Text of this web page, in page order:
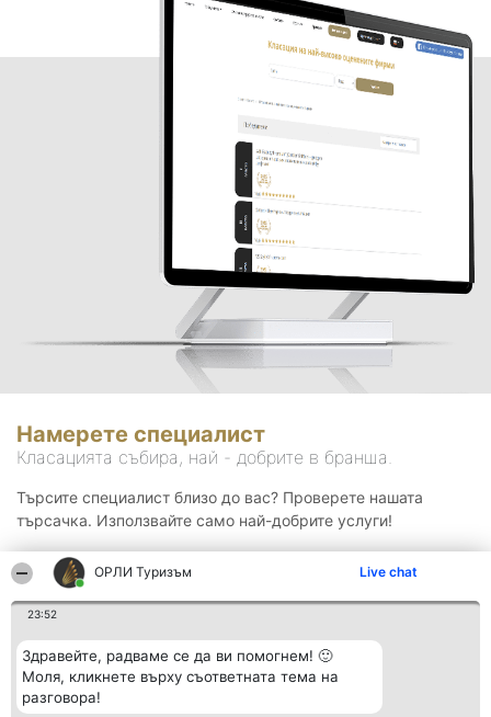
ОРЛИ Туризъм Live chat
23:52
Здравейте, радваме се да ви помогнем! 🙂
Моля, кликнете върху съответната тема на
разговора!
Намерете специалист
Класацията събира, най - добрите в бранша.
Търсите специалист близо до вас? Проверете нашата
търсачка. Използвайте само най-добрите услуги!